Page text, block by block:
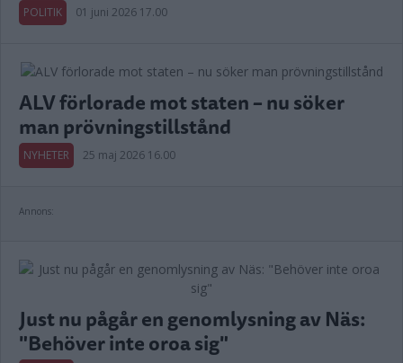
POLITIK 01 juni 2026 17.00
ALV förlorade mot staten – nu söker
man prövningstillstånd
NYHETER 25 maj 2026 16.00
Annons:
Just nu pågår en genomlysning av Näs:
"Behöver inte oroa sig"